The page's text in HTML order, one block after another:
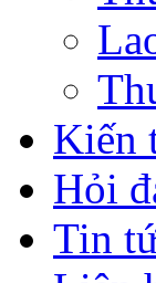
Kiến
Hỏi
Tin